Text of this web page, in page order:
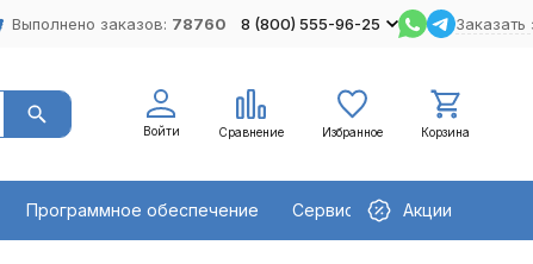
Выполнено заказов: 78760 8 (800) 555-96-25 Заказать
Войти Сравнение Избранное Корзина
Программное обеспечение Сервисное оборудование
Акции